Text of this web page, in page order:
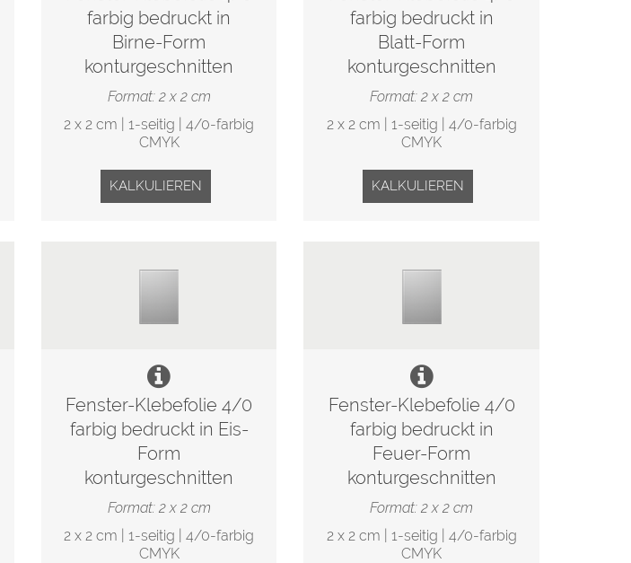
farbig bedruckt in
Birne-Form
konturgeschnitten
Format: 2 x 2 cm
2 x 2 cm | 1-seitig | 4/0-farbig
CMYK
KALKULIEREN
farbig bedruckt in
Blatt-Form
konturgeschnitten
Format: 2 x 2 cm
2 x 2 cm | 1-seitig | 4/0-farbig
CMYK
KALKULIEREN
Fenster-Klebefolie 4/0
farbig bedruckt in Eis-
Form
konturgeschnitten
Format: 2 x 2 cm
2 x 2 cm | 1-seitig | 4/0-farbig
CMYK
Fenster-Klebefolie 4/0
farbig bedruckt in
Feuer-Form
konturgeschnitten
Format: 2 x 2 cm
2 x 2 cm | 1-seitig | 4/0-farbig
CMYK